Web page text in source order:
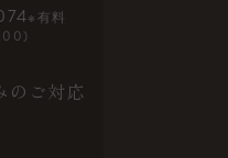
※有料
ご対応